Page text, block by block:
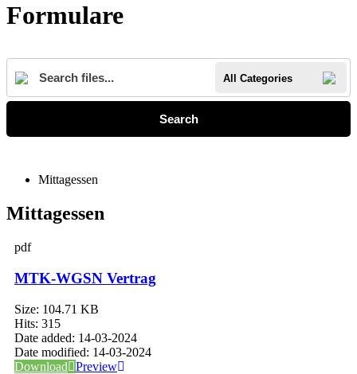
Formulare
All Categories
Search
Mittagessen
Mittagessen
pdf
MTK-WGSN Vertrag
Size: 104.71 KB
Hits: 315
Date added: 14-03-2024
Date modified: 14-03-2024
Download
Preview